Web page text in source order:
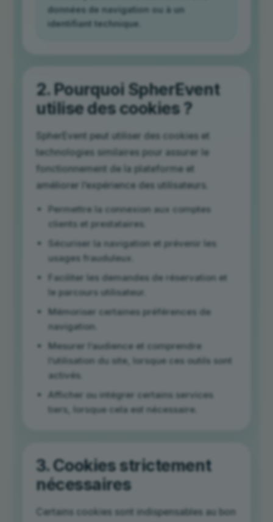
données de navigation ou à un
identifiant technique.
2. Pourquoi SpherEvent
utilise des cookies ?
SpherEvent peut utiliser des cookies et
technologies similaires pour assurer le
fonctionnement de la plateforme et
améliorer l’expérience des utilisateurs.
Permettre la connexion aux comptes
clients et prestataires.
Sécuriser la navigation et prévenir les
usages frauduleux.
Faciliter les demandes de réservation et
le parcours utilisateur.
Mémoriser certaines préférences de
navigation.
Mesurer l’audience et comprendre
l’utilisation du site, lorsque ces outils sont
activés.
Afficher ou intégrer certains services
tiers, lorsque cela est nécessaire.
3. Cookies strictement
nécessaires
Certains cookies sont indispensables au bon